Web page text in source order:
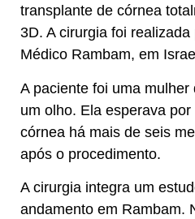
transplante de córnea
3D. A cirurgia foi
Médico Rambam, em
A paciente foi uma
um olho. Ela esperava
córnea há mais de seis
após o procedimento.
A cirurgia integra um
andamento em Rambam.